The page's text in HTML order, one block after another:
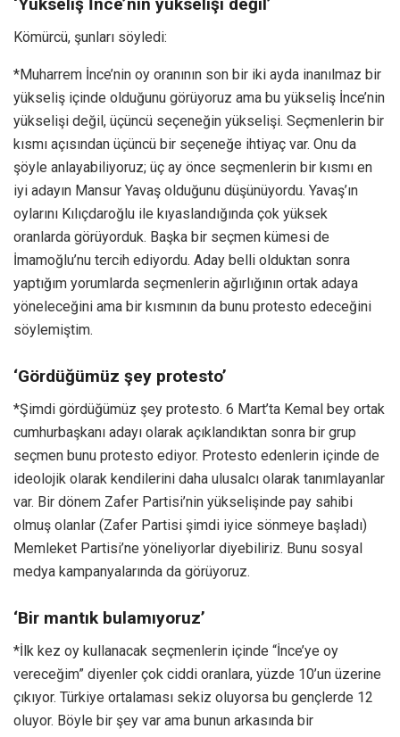
Kömürcü, şunları söyledi:
*Muharrem İnce’nin oy oranının son bir iki ayda inanılmaz bir
yükseliş içinde olduğunu görüyoruz ama bu yükseliş İnce’nin
yükselişi değil, üçüncü seçeneğin yükselişi. Seçmenlerin bir
kısmı açısından üçüncü bir seçeneğe ihtiyaç var. Onu da
şöyle anlayabiliyoruz; üç ay önce seçmenlerin bir kısmı en
iyi adayın Mansur Yavaş olduğunu düşünüyordu. Yavaş’ın
oylarını Kılıçdaroğlu ile kıyaslandığında çok yüksek
oranlarda görüyorduk. Başka bir seçmen kümesi de
İmamoğlu’nu tercih ediyordu. Aday belli olduktan sonra
yaptığım yorumlarda seçmenlerin ağırlığının ortak adaya
yöneleceğini ama bir kısmının da bunu protesto edeceğini
söylemiştim.
‘Gördüğümüz şey protesto’
*Şimdi gördüğümüz şey protesto. 6 Mart’ta Kemal bey ortak
cumhurbaşkanı adayı olarak açıklandıktan sonra bir grup
seçmen bunu protesto ediyor. Protesto edenlerin içinde de
ideolojik olarak kendilerini daha ulusalcı olarak tanımlayanlar
var. Bir dönem Zafer Partisi’nin yükselişinde pay sahibi
olmuş olanlar (Zafer Partisi şimdi iyice sönmeye başladı)
Memleket Partisi’ne yöneliyorlar diyebiliriz. Bunu sosyal
medya kampanyalarında da görüyoruz.
‘Bir mantık bulamıyoruz’
*İlk kez oy kullanacak seçmenlerin içinde “İnce’ye oy
vereceğim” diyenler çok ciddi oranlara, yüzde 10’un üzerine
çıkıyor. Türkiye ortalaması sekiz oluyorsa bu gençlerde 12
oluyor. Böyle bir şey var ama bunun arkasında bir